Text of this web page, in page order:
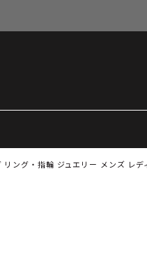
リング・指輪 ジュエリー メンズ レ